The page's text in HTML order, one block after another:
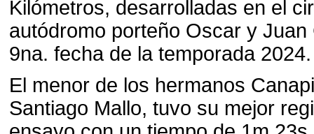
Kilómetros, desarrolladas en el
autódromo porteño Oscar y
9na. fecha de la temporada 2024.
El menor de los hermanos
Santiago Mallo, tuvo su mejor